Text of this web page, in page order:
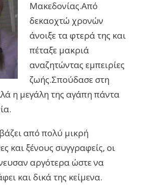
Μακεδονίας.Από
δεκαοχτώ χρονών
άνοιξε τα φτερά της και
πέταξε μακριά
αναζητώντας εμπειρίες
ζωής.Σπούδασε στη
η μεγάλη της αγάπη πάντα
από πολύ μικρή
και ξένους συγγραφείς, οι
αργότερα ώστε να
και δικά της κείμενα.